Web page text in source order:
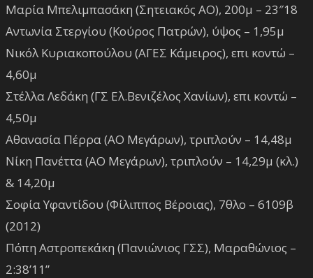
Μαρία Μπελιμπασάκη (Σητειακός ΑΟ), 200μ – 23″18
Αντωνία Στεργίου (Κούρος Πατρών), ύψος – 1,95μ
Νικόλ Κυριακοπούλου (ΑΓΕΣ Κάμειρος), επι κοντώ –
4,60μ
Στέλλα Λεδάκη (ΓΣ Ελ.Βενιζέλος Χανίων), επι κοντώ –
4,50μ
Αθανασία Πέρρα (ΑΟ Μεγάρων), τριπλούν – 14,48μ
Νίκη Πανέττα (ΑΟ Μεγάρων), τριπλούν – 14,29μ (κλ.)
& 14,20μ
Σοφία Υφαντίδου (Φίλιππος Βέροιας), 7θλο – 6109β
(2012)
Πόπη Αστροπεκάκη (Πανιώνιος ΓΣΣ), Μαραθώνιος –
2:38’11”